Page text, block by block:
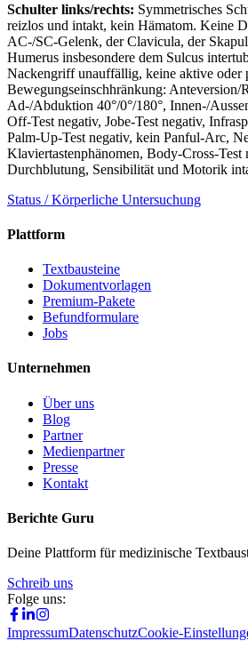
Schulter links/rechts: Symmetrisches
reizlos und intakt, kein Hämatom. Keine
AC-/SC-Gelenk, der Clavicula, der
Humerus insbesondere dem Sulcus
Nackengriff unauffällig, keine aktive oder
Bewegungseinschhränkung: Anteversion/
Ad-/Abduktion 40°/0°/180°, Innen-/
Off-Test negativ, Jobe-Test negativ,
Palm-Up-Test negativ, kein Panful-Arc,
Klaviertastenphänomen, Body-Cross-Test
Durchblutung, Sensibilität und Motorik
Status / Körperliche Untersuchung
Plattform
Textbausteine
Dokumentvorlagen
Premium-Pakete
Befundformulare
Jobs
Unternehmen
Über uns
Blog
Partner
Medienpartner
Presse
Kontakt
Berichte Guru
Deine Plattform für medizinische
Schreib uns
Folge uns:
ImpressumDatenschutzCookie-